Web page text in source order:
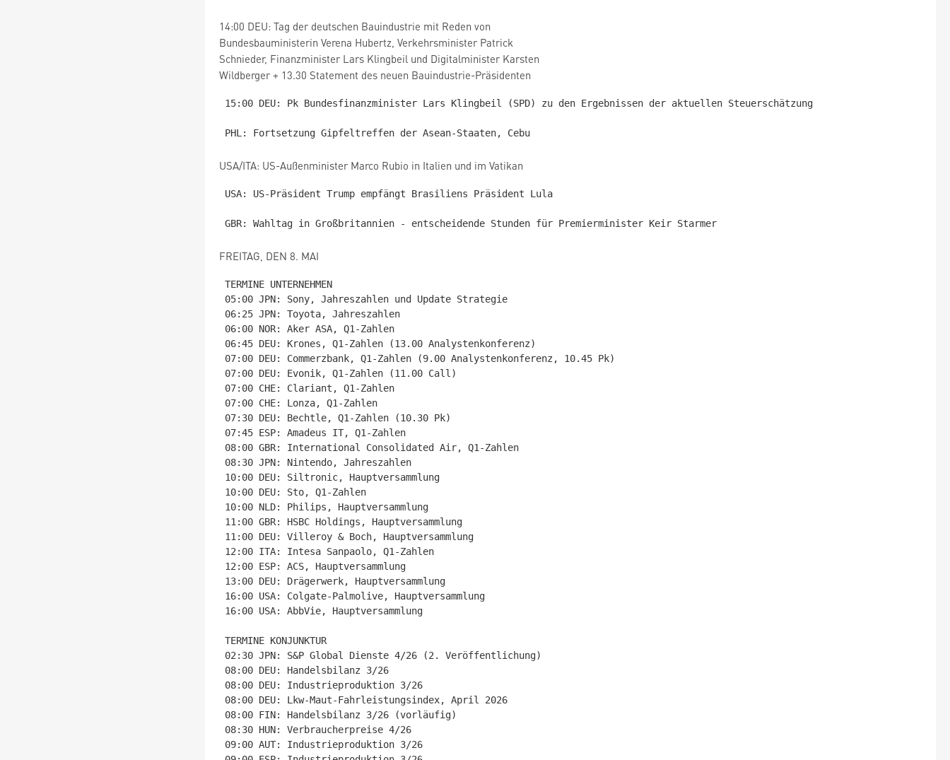
14:00 DEU: Tag der deutschen Bauindustrie mit Reden von
Bundesbauministerin Verena Hubertz, Verkehrsminister Patrick
Schnieder, Finanzminister Lars Klingbeil und Digitalminister Karsten
Wildberger + 13.30 Statement des neuen Bauindustrie-Präsidenten
15:00 DEU: Pk Bundesfinanzminister Lars Klingbeil (SPD) zu den Ergebnissen der aktuellen Steuerschätzung
USA/ITA: US-Außenminister Marco Rubio in Italien und im Vatikan
USA: US-Präsident Trump empfängt Brasiliens Präsident Lula
FREITAG, DEN 8. MAI
TERMINE UNTERNEHMEN
05:00 JPN: Sony, Jahreszahlen und Update Strategie
06:25 JPN: Toyota, Jahreszahlen
06:00 NOR: Aker ASA, Q1-Zahlen
06:45 DEU: Krones, Q1-Zahlen (13.00 Analystenkonferenz)
07:00 DEU: Commerzbank, Q1-Zahlen (9.00 Analystenkonferenz, 10.45 Pk)
07:00 DEU: Evonik, Q1-Zahlen (11.00 Call)
07:00 CHE: Clariant, Q1-Zahlen
07:00 CHE: Lonza, Q1-Zahlen
07:30 DEU: Bechtle, Q1-Zahlen (10.30 Pk)
07:45 ESP: Amadeus IT, Q1-Zahlen
08:00 GBR: International Consolidated Air, Q1-Zahlen
08:30 JPN: Nintendo, Jahreszahlen
10:00 DEU: Siltronic, Hauptversammlung
10:00 DEU: Sto, Q1-Zahlen
10:00 NLD: Philips, Hauptversammlung
11:00 GBR: HSBC Holdings, Hauptversammlung
11:00 DEU: Villeroy & Boch, Hauptversammlung
12:00 ITA: Intesa Sanpaolo, Q1-Zahlen
12:00 ESP: ACS, Hauptversammlung
13:00 DEU: Drägerwerk, Hauptversammlung
16:00 USA: Colgate-Palmolive, Hauptversammlung
16:00 USA: AbbVie, Hauptversammlung
TERMINE KONJUNKTUR
02:30 JPN: S&P Global Dienste 4/26 (2. Veröffentlichung)
08:00 DEU: Handelsbilanz 3/26
08:00 DEU: Industrieproduktion 3/26
08:00 DEU: Lkw-Maut-Fahrleistungsindex, April 2026
08:00 FIN: Handelsbilanz 3/26 (vorläufig)
08:30 HUN: Verbraucherpreise 4/26
09:00 AUT: Industrieproduktion 3/26